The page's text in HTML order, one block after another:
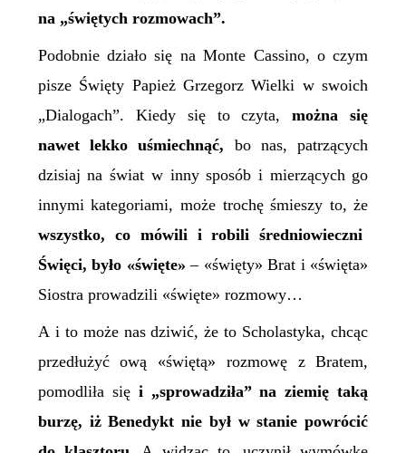
na „świętych rozmowach”.
Podobnie działo się na Monte Cassino, o czym
pisze Święty Papież Grzegorz Wielki w swoich
„Dialogach”. Kiedy się to czyta,można się
nawet lekko uśmiechnąć, bo nas, patrzących
dzisiaj na świat w inny sposób i mierzących go
innymi kategoriami, może trochę śmieszy to, że
wszystko, co mówili i robili średniowieczni
Święci, było «święte» – «święty» Brat i «święta»
Siostra prowadzili «święte» rozmowy…
A i to może nas dziwić, że to Scholastyka, chcąc
przedłużyć ową «świętą» rozmowę zBratem,
pomodliła się i „sprowadziła” na ziemię taką
burzę, iż Benedykt nie był w stanie powrócić